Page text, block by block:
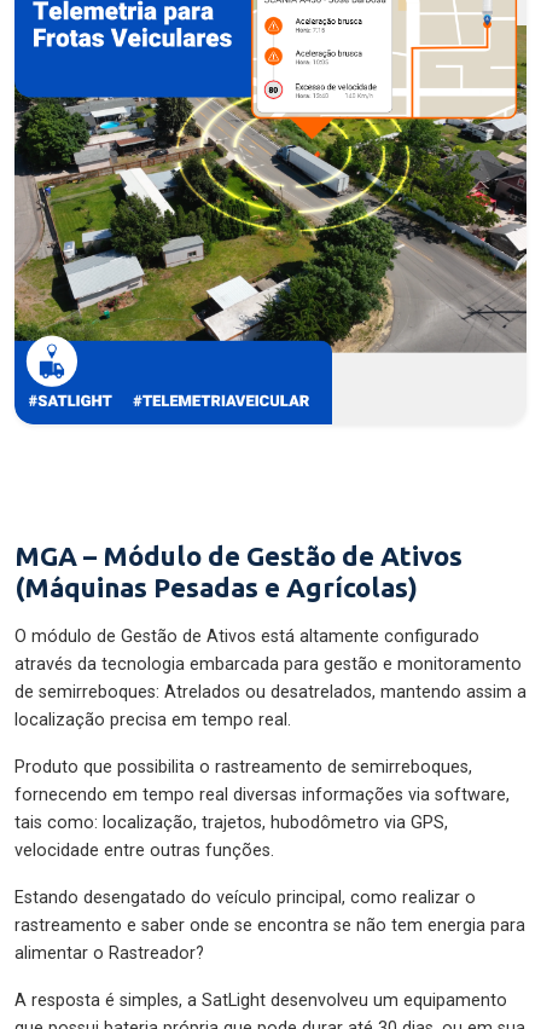
MGA – Módulo de Gestão de Ativos
(Máquinas Pesadas e Agrícolas)
O módulo de Gestão de Ativos está altamente configurado
através da tecnologia embarcada para gestão e monitoramento
de semirreboques: Atrelados ou desatrelados, mantendo assim a
localização precisa em tempo real.
Produto que possibilita o rastreamento de semirreboques,
fornecendo em tempo real diversas informações via software,
tais como: localização, trajetos, hubodômetro via GPS,
velocidade entre outras funções.
Estando desengatado do veículo principal, como realizar o
rastreamento e saber onde se encontra se não tem energia para
alimentar o Rastreador?
A resposta é simples, a SatLight desenvolveu um equipamento